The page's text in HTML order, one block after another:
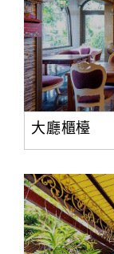
大廳櫃檯